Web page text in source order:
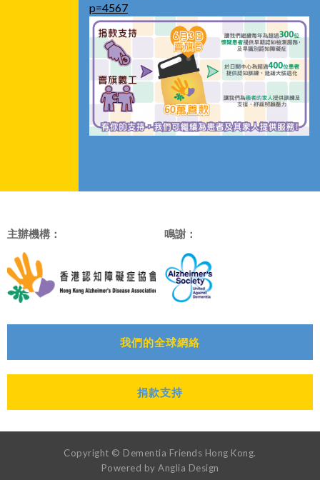
p=4567
主辦機構： 鳴謝：
我們的全球網絡
捐款支持
Copyright © Dementia Friends Hong Kong.
Powered by Anglia Design